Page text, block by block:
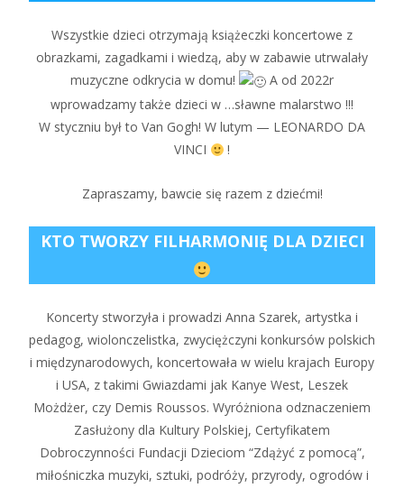
Wszystkie dzieci otrzymają książeczki koncertowe z
obrazkami, zagadkami i wiedzą, aby w zabawie utrwalały
muzyczne odkrycia w domu!
A od 2022r
wprowadzamy także dzieci w …sławne malarstwo !!!
W styczniu był to Van Gogh! W lutym — LEONARDO DA
VINCI
!
Zapraszamy, bawcie się razem z dziećmi!
KTO TWORZY FILHARMONIĘ DLA DZIECI
Koncerty stworzyła i prowadzi Anna Szarek, artystka i
pedagog, wiolonczelistka, zwyciężczyni konkursów polskich
i międzynarodowych, koncertowała w wielu krajach Europy
i USA, z takimi Gwiazdami jak Kanye West, Leszek
Możdżer, czy Demis Roussos. Wyróżniona odznaczeniem
Zasłużony dla Kultury Polskiej, Certyfikatem
Dobroczynności Fundacji Dzieciom “Zdążyć z pomocą”,
miłośniczka muzyki, sztuki, podróży, przyrody, ogrodów i